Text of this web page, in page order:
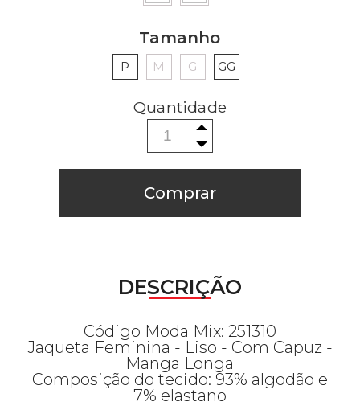
Tamanho
P M G GG
Comprar
DESCRIÇÃO
Código Moda Mix: 251310
Jaqueta Feminina - Liso - Com Capuz -
Manga Longa
Composição do tecido: 93% algodão e
7% elastano